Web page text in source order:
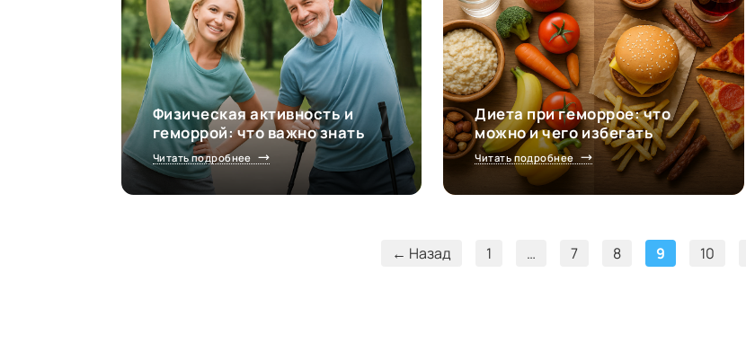
Физическая активность и
геморрой: что важно знать
Читать подробнее
Диета при геморрое: что
можно и чего избегать
Читать подробнее
← Назад 1 … 7 8 9 10